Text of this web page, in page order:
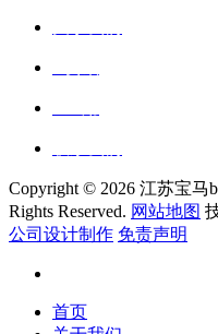
Copyright © 2026 江苏宝马
Rights Reserved. 网站地图
公司设计制作 免责声明
首页